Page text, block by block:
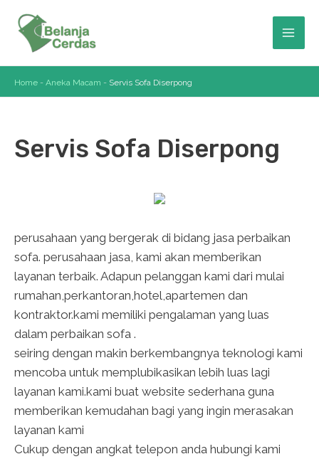
content
Home - Aneka Macam - Servis Sofa Diserpong
Servis Sofa Diserpong
perusahaan yang bergerak di bidang jasa perbaikan
sofa. perusahaan jasa, kami akan memberikan
layanan terbaik. Adapun pelanggan kami dari mulai
rumahan,perkantoran,hotel,apartemen dan
kontraktor.kami memiliki pengalaman yang luas
dalam perbaikan sofa .
seiring dengan makin berkembangnya teknologi kami
mencoba untuk memplubikasikan lebih luas lagi
layanan kami.kami buat website sederhana guna
memberikan kemudahan bagi yang ingin merasakan
layanan kami
Cukup dengan angkat telepon anda hubungi kami